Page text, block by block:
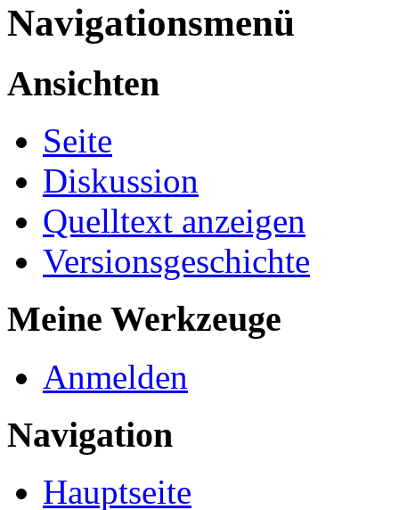
Navigationsmenü
Ansichten
Seite
Diskussion
Quelltext anzeigen
Versionsgeschichte
Meine Werkzeuge
Anmelden
Navigation
Hauptseite